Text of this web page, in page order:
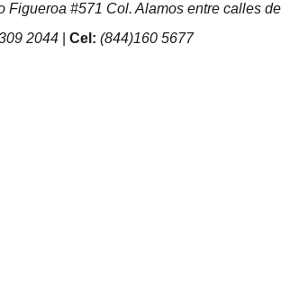
Figueroa #571 Col. Alamos entre calles
2044 Cel: (844)160 5677